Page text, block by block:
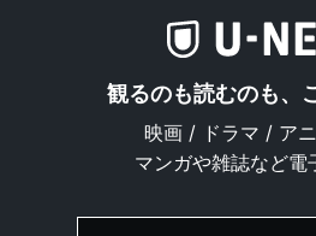
観るのも読むのも、
映画 / ドラマ / アニ
マンガや雑誌など電